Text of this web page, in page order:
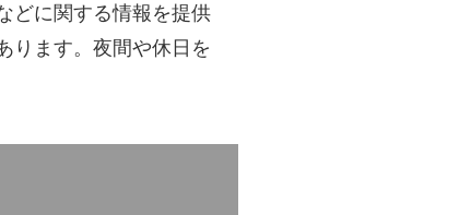
どに関する情報を提供
ります。夜間や休日を